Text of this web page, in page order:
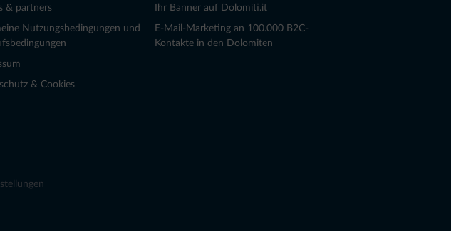
& partners
Nutzungsbedingungen und
& Cookies
Ihr Banner auf Dolomiti.it
E-Mail-Marketing an 100.000 B2C-
Kontakte in den Dolomiten